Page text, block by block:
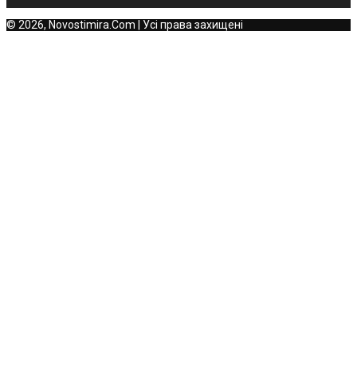
© 2026, Novostimira.Com | Усі права захищені